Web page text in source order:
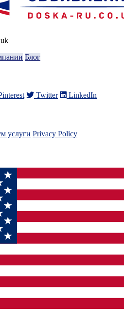
Блог
Twitter LinkedIn
услуги Privacy Policy